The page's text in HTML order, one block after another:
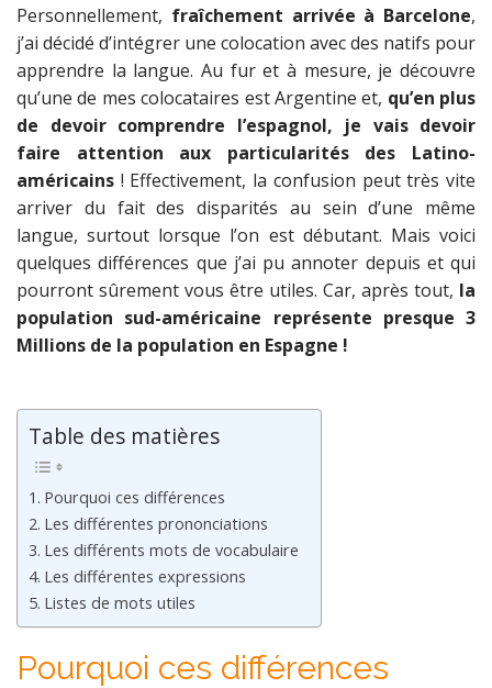
Personnellement, fraîchement arrivée à Barcelone,
j’ai décidé d’intégrer une colocation avec des natifs pour
apprendre la langue. Au fur et à mesure, je découvre
qu’une de mes colocataires est Argentine et, qu’en plus
de devoir comprendre l’espagnol, je vais devoir
faire attention aux particularités des Latino-
américains ! Effectivement, la confusion peut très vite
arriver du fait des disparités au sein d’une même
langue, surtout lorsque l’on est débutant. Mais voici
quelques différences que j’ai pu annoter depuis et qui
pourront sûrement vous être utiles. Car, après tout, la
population sud-américaine représente presque 3
Millions de la population en Espagne !
Table des matières
Pourquoi ces différences
Les différentes prononciations
Les différents mots de vocabulaire
Les différentes expressions
Listes de mots utiles
Pourquoi ces différences